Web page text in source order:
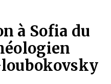
à Sofia du